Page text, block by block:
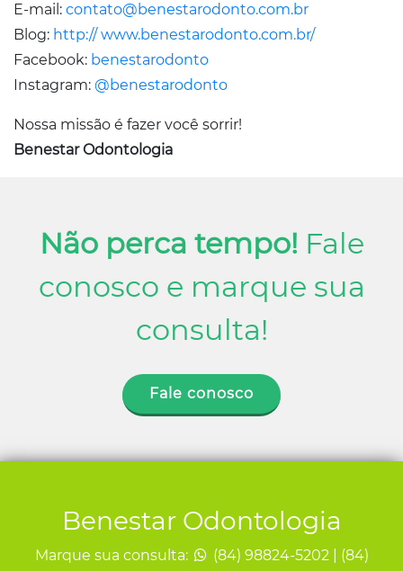
E-mail: contato@benestarodonto.com.br
Blog: http:// www.benestarodonto.com.br/
Facebook: benestarodonto
Instagram: @benestarodonto
Nossa missão é fazer você sorrir!
Benestar Odontologia
Não perca tempo! Fale
conosco e marque sua
consulta!
Fale conosco
Benestar Odontologia
Marque sua consulta:
(84) 98824-5202 | (84)